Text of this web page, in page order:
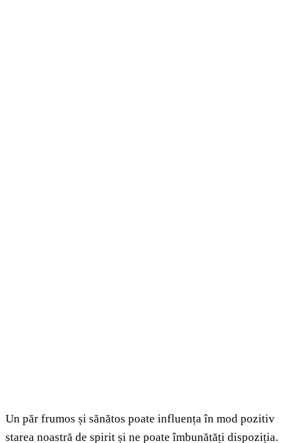
Un păr frumos și sănătos poate influența în mod pozitiv
starea noastră de spirit și ne poate îmbunătăți dispoziția.